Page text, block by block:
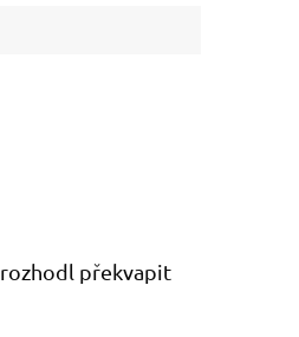
rozhodl překvapit